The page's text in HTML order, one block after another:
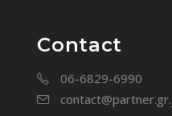
Contact
06-6829-6990